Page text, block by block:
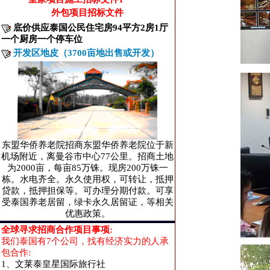
外包项目招标文件
底价供应泰国公民住宅房94平方2房1厅
一个厨房一个停车位
开发区地皮（3700亩地出售或开发）
东盟华侨养老院招商东盟华侨养老院位于新
机场附近，离曼谷市中心77公里。招商土地
为2000亩，每亩85万铢。现房200万铢一
栋。水电齐全。永久使用权，可转让，抵押
贷款，抵押担保等。可办理分期付款。可享
受泰国养老居留，绿卡永久居留证，等相关
优惠政策。
全球寻求招商合作项目事项:
我们泰国有7个公司，找有经济实力的人承
包合作:
1、文莱泰皇星国际旅行社